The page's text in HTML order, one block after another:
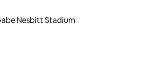
Nesbitt Stadium